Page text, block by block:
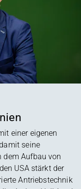
einer eigenen
seine
dem Aufbau von
USA stärkt der
Antriebstechnik